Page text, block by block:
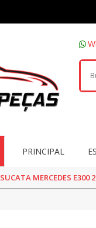
PRINCIPAL
SUCATA MERCEDES E300